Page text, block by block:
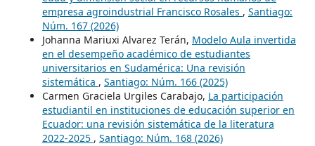
empresa agroindustrial Francisco Rosales , Santiago:
Núm. 167 (2026)
Johanna Mariuxi Alvarez Terán, Modelo Aula invertida
en el desempeño académico de estudiantes
universitarios en Sudamérica: Una revisión
sistemática , Santiago: Núm. 166 (2025)
Carmen Graciela Urgiles Carabajo, La participación
estudiantil en instituciones de educación superior en
Ecuador: una revisión sistemática de la literatura
2022-2025 , Santiago: Núm. 168 (2026)